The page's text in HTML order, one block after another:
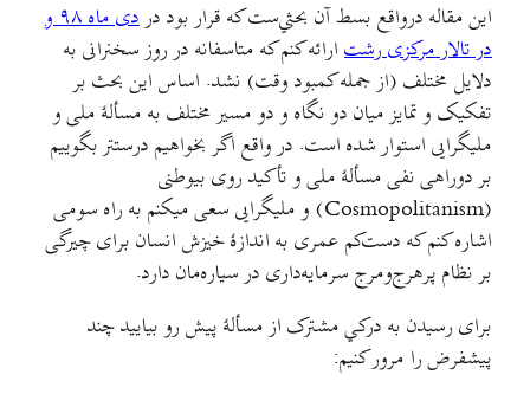
این مقاله درواقع بسط آن بحثي‌ست که قرار بود در
دی ماه ۹۸ و
در تالار مرکزی رشت ارائه کنم که متاسفانه در روز سخنرانی به
دلایل مختلف (از جمله کمبود وقت) نشد. اساس این بحث بر
تفکیک و تمایز میان دو نگاه و دو مسیر مختلف به مسألهٔ ملی و
ملیگرایی استوار شده است. در واقع اگر بخواهیم درستتر بگوییم
بر دوراهی نفی مسألهٔ ملی و تأکید روی بیوطنی
(Cosmopolitanism) و ملیگرایی سعی میکنم به راه سومی
اشاره کنم که دست‌کم عمری به اندازهٔ خیزش انسان برای چیرگی
بر نظام پرهرج‌ومرج سرمایه‌داری در سیاره‌مان دارد.
برای رسیدن به درکي مشترک از مسألهٔ پیش رو بیایید چند
پیشفرض را مرور کنیم: